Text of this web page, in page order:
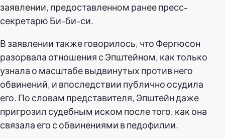
заявлении, предоставленном ранее пресс-
секретарю Би-би-си.
В заявлении также говорилось, что Фергюсон
разорвала отношения с Эпштейном, как только
узнала о масштабе выдвинутых против него
обвинений, и впоследствии публично осудила
его. По словам представителя, Эпштейн даже
пригрозил судебным иском после того, как она
связала его с обвинениями в педофилии.